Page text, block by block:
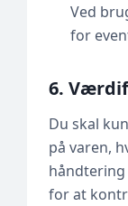
Ved
for
6.
Du skal
på varen,
håndtering
for at